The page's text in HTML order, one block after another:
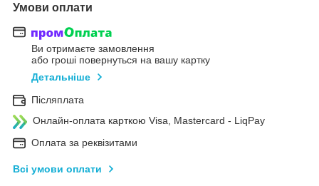
Умови оплати
Ви отримаєте замовлення
або гроші повернуться на вашу картку
Детальніше
Післяплата
Онлайн-оплата карткою Visa, Mastercard - LiqPay
Оплата за реквізитами
Всі умови оплати